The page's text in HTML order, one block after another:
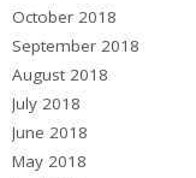
October 2018
September 2018
August 2018
July 2018
June 2018
May 2018